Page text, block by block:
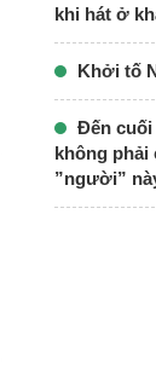
khi hát ở
Khởi tố
Đến
không phải
”người”